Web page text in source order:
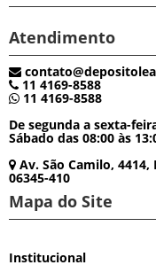
Atendimento
11 4169-8588
11 4169-8588
De segunda a sexta-
Sábado das 08:00 às
Av. São Camilo, 4414,
06345-410
Mapa do Site
Institucional